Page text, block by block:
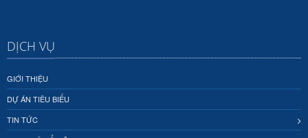
DỊCH VỤ
GIỚI THIỆU
DỰ ÁN TIÊU BIỂU
TIN TỨC